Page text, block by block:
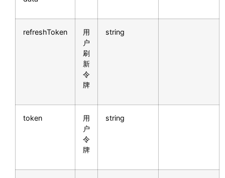
refreshToken
用
户
刷
新
令
牌
string
token
用
户
令
牌
string